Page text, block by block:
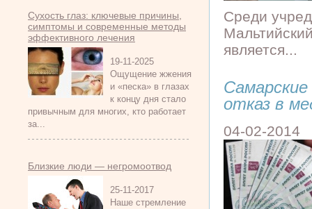
Сухость глаз: ключевые причины,
симптомы и современные методы
эффективного лечения
19-11-2025
Ощущение жжения
и «песка» в глазах
к концу дня стало
привычным для многих, кто работает
за...
Близкие люди — негромоотвод
25-11-2017
Наше стремление
Среди
является...
отказ в
04-02-2014